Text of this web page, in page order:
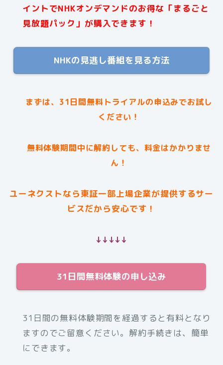
イントでNHKオンデマンドのお得な「まるごと
見放題パック」が購入できます！
NHKの見逃し番組を見る方法
まずは、31日間無料トライアルの申込みでお試し
ください！
無料体験期間中に解約しても、料金はかかりませ
ん！
ユーネクストなら東証一部上場企業が提供するサー
ビスだから安心です！
↓↓↓↓↓
31日間無料体験の申し込み
31日間の無料体験期間を経過すると有料となり
ますのでご留意ください。解約手続きは、簡単
にできます。